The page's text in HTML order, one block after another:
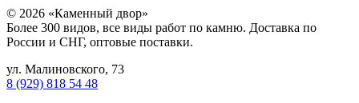
© 2026 «Каменный двор»
Более 300 видов, все виды работ по камню. Доставка по
России и СНГ, оптовые поставки.
ул. Малиновского, 73
8 (929) 818 54 48